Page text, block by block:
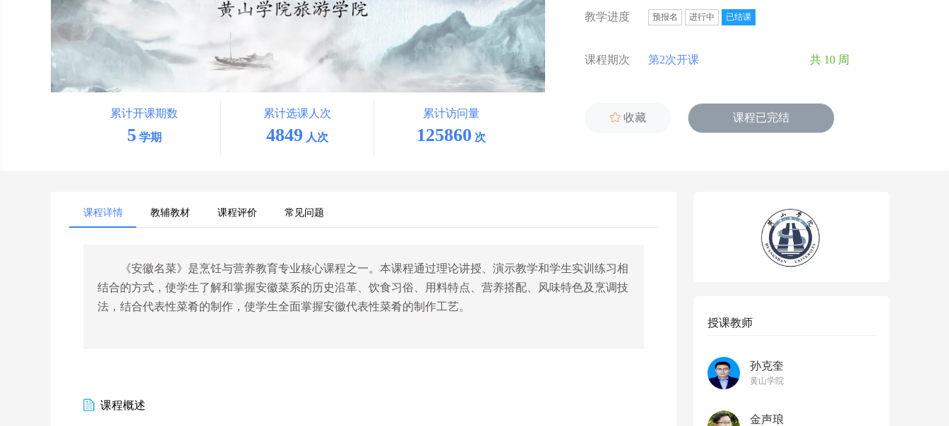
累计开课期数
5 学期
累计选课人次
4849 人次
累计访问量
125860 次
教学进度 预报名 进行中 已结课
课程期次 第2次开课 共 10 周
 收藏 课程已完结
课程详情 教辅教材 课程评价 常见问题
《安徽名菜》是烹饪与营养教育专业核心课程之一。本课程通过理论讲授、演示教学和学生实训练习相
结合的方式，使学生了解和掌握安徽菜系的历史沿革、饮食习俗、用料特点、营养搭配、风味特色及烹调技
法，结合代表性菜肴的制作，使学生全面掌握安徽代表性菜肴的制作工艺。
课程概述
授课教师
孙克奎
黄山学院
金声琅